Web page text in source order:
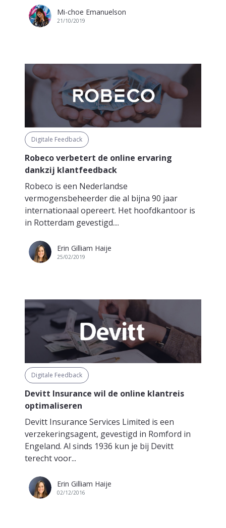
Mi-choe Emanuelson
21/10/2019
Digitale Feedback
Robeco verbetert de online ervaring
dankzij klantfeedback
Robeco is een Nederlandse
vermogensbeheerder die al bijna 90 jaar
internationaal opereert. Het hoofdkantoor is
in Rotterdam gevestigd....
Erin Gilliam Haije
25/02/2019
Digitale Feedback
Devitt Insurance wil de online klantreis
optimaliseren
Devitt Insurance Services Limited is een
verzekeringsagent, gevestigd in Romford in
Engeland. Al sinds 1936 kun je bij Devitt
terecht voor...
Erin Gilliam Haije
02/12/2016